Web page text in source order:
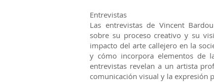
Entrevistas
Las entrevistas de Vincent
sobre su proceso creativo y su
impacto del arte callejero en la
y cómo incorpora elementos de
entrevistas revelan a un artista
comunicación visual y la expresión